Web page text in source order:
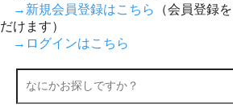
→新規会員登録はこちら
（会員登録
だけます）
→ログインはこちら